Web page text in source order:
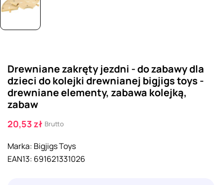
Drewniane zakręty jezdni - do zabawy dla
dzieci do kolejki drewnianej bigjigs toys -
drewniane elementy, zabawa kolejką,
zabaw
20,53 zł Brutto
Marka: Bigjigs Toys
EAN13: 691621331026